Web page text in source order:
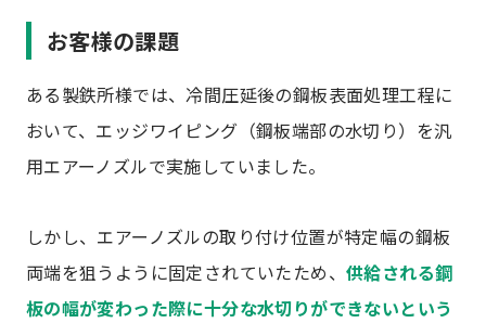
お客様の課題
ある製鉄所様では、冷間圧延後の鋼板表面処理工程に
おいて、エッジワイピング（鋼板端部の水切り）を汎
用エアーノズルで実施していました。
しかし、エアーノズルの取り付け位置が特定幅の鋼板
両端を狙うように固定されていたため、供給される鋼
板の幅が変わった際に十分な水切りができないという